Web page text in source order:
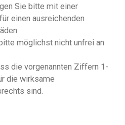
Sie bitte mit einer
einen ausreichenden
möglichst nicht unfrei an
die vorgenannten Ziffern 1-
die wirksame
sind.